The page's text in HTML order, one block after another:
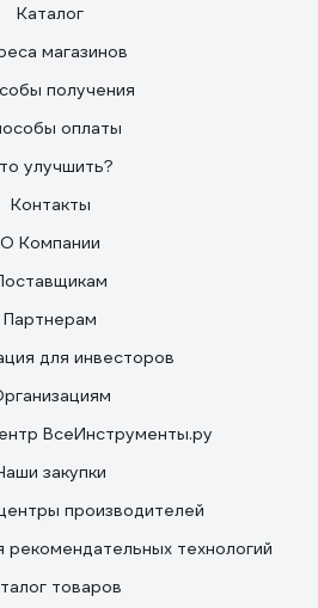
Каталог
магазинов
получения
оплаты
улучшить?
Контакты
О Компании
Партнерам
для инвесторов
ВсеИнструменты.ру
закупки
производителей
рекомендательных технологий
товаров